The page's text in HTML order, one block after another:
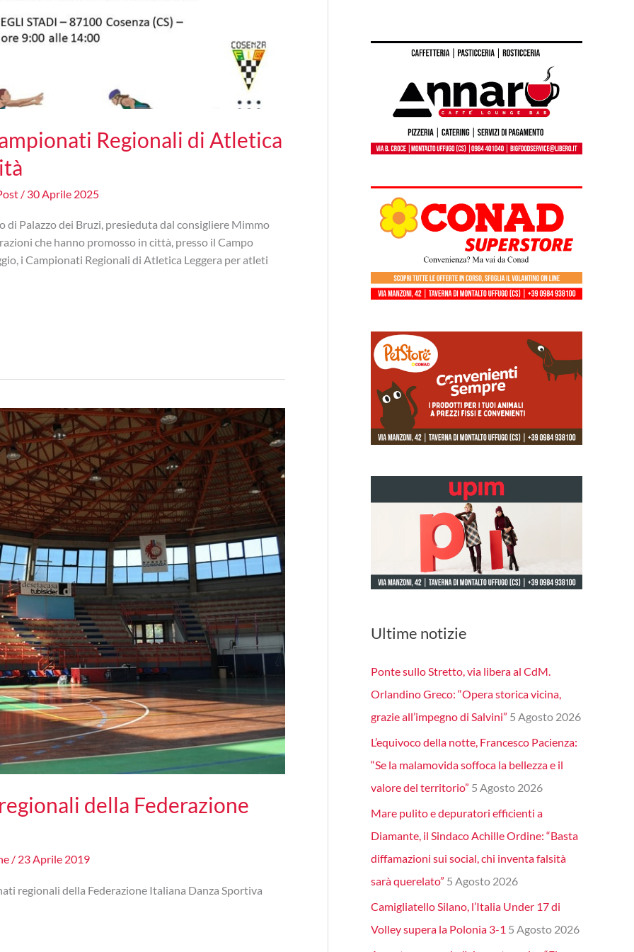
Regionali di Atletica
/ 30 Aprile 2025
Palazzo dei Bruzi, presieduta dal consigliere Mimmo
che hanno promosso in città, presso il Campo
i Campionati Regionali di Atletica Leggera per atleti
della Federazione
/ 23 Aprile 2019
regionali della Federazione Italiana Danza Sportiva
Ultime notizie
Ponte sullo Stretto, via libera al CdM.
Orlandino Greco: “Opera storica vicina,
grazie all’impegno di Salvini” 5 Agosto 2026
L’equivoco della notte, Francesco Pacienza:
“Se la malamovida soffoca la bellezza e il
valore del territorio” 5 Agosto 2026
Mare pulito e depuratori efficienti a
Diamante, il Sindaco Achille Ordine: “Basta
diffamazioni sui social, chi inventa falsità
sarà querelato” 5 Agosto 2026
Camigliatello Silano, l’Italia Under 17 di
Volley supera la Polonia 3-1 5 Agosto 2026